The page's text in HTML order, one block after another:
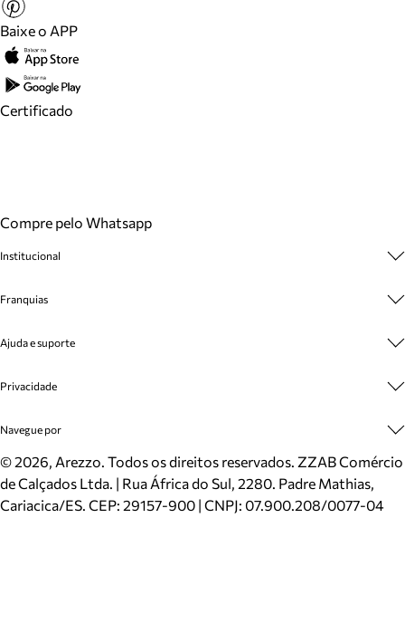
Baixe o APP
Certificado
Compre pelo Whatsapp
Institucional
Cashback
Venda Corporativa
Mapa do Site
Inverno
Mundo Arezzo
Franquias
Plano de Negócio
Ajuda e suporte
Cadastro
Meus Pedidos
Trocas e Devoluções
Cartão Presente
Localizador de lojas
Privacidade
Politica e Privacidade
Navegue por
Sapatos
Bolsas
Scarpins
©2026, Arezzo. Todos os direitos reservados. ZZAB Comércio
de Calçados Ltda. | Rua África do Sul, 2280. Padre Mathias,
Cariacica/ES. CEP: 29157-900 | CNPJ: 07.900.208/0077-04